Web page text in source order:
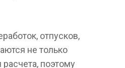
отпусков,
не только
поэтому